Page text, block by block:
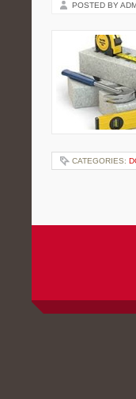
POSTED BY
CATEGORIES: